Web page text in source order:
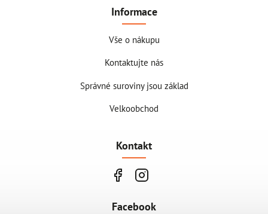
Informace
Vše o nákupu
Kontaktujte nás
Správné suroviny jsou základ
Velkoobchod
Kontakt
Facebook